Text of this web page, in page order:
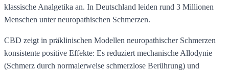
klassische Analgetika an. In Deutschland leiden rund 3 Millionen
Menschen unter neuropathischen Schmerzen.
CBD zeigt in präklinischen Modellen neuropathischer Schmerzen
konsistente positive Effekte: Es reduziert mechanische Allodynie
(Schmerz durch normalerweise schmerzlose Berührung) und